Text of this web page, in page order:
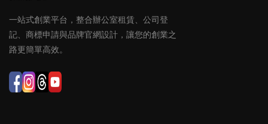
一站式創業平台，整合辦公室租賃、公司登
記、商標申請與品牌官網設計，讓您的創業之
路更簡單高效。